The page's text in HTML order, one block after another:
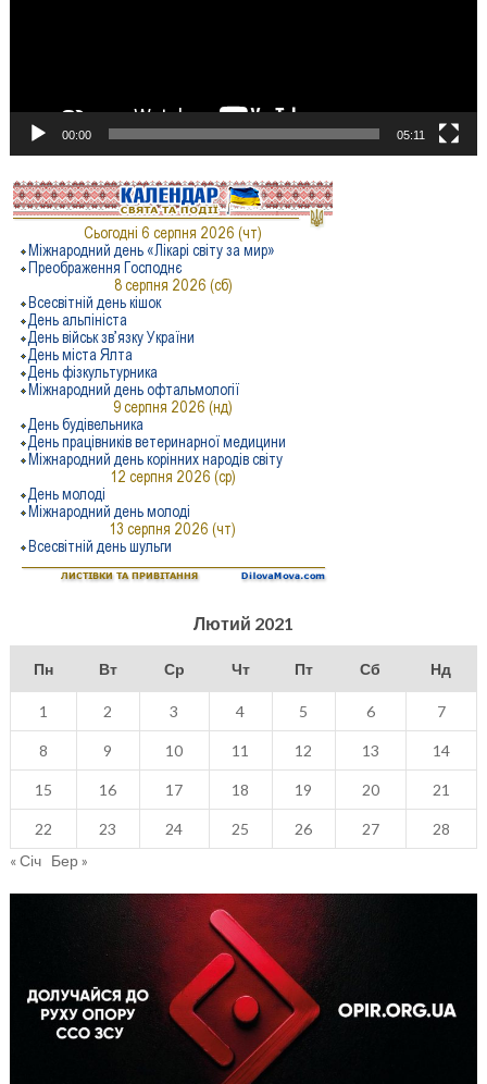
00:00 05:11
Лютий 2021
Пн Вт Ср Чт Пт Сб Нд
1 2 3 4 5 6 7
8 9 10 11 12 13 14
15 16 17 18 19 20 21
22 23 24 25 26 27
28
« Січ Бер »